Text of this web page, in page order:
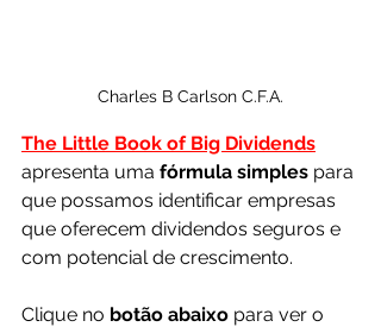
Charles B Carlson C.F.A.
The Little Book of Big Dividends
apresenta uma fórmula simples para
que possamos identificar empresas
que oferecem dividendos seguros e
com potencial de crescimento.
Clique no botão abaixo para ver o